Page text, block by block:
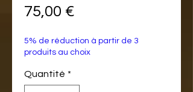
75,00 €
5% de réduction à partir de 3
produits au choix
Quantité *